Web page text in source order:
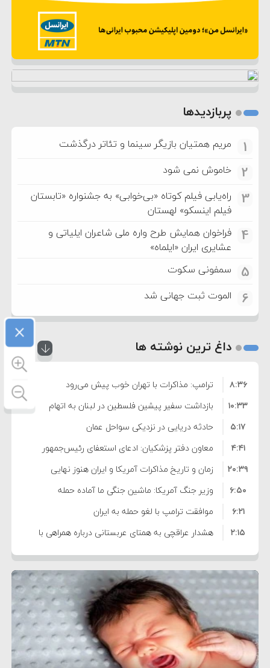
پربازدیدها
1 مریم همتیان بازیگر سینما و تئاتر درگذشت
2 خاموش نمی شود
3
راه‌یابی فیلم کوتاه «بی‌خوابی» به جشنواره «تابستان
فیلم اینسکو» لهستان
4
فراخوان همایش طرح واره ملی شاعران ایلیاتی و
عشایری ایران «ایلماه»
5 سمفونی سکوت
6 الموت ثبت جهانی شد
داغ ترین نوشته ها
ترامپ: مذاکرات با تهران خوب پیش می‌رود
۸:۳۶
بازداشت سفیر پیشین فلسطین در لبنان به اتهام
فساد و اختلاس اموال
۱۰:۳۳
حادثه دریایی در نزدیکی سواحل عمان
۵:۱۷
معاون دفتر پزشکیان: ادعای استعفای رئیس‌جمهور
واهی و کذب محض است
۴:۴۱
زمان و تاریخ مذاکرات آمریکا و ایران هنوز نهایی
نشده است
۲۰:۳۹
وزیر جنگ آمریکا: ماشین جنگی ما آماده حمله
نظامی علیه ایران است
۶:۵۰
موافقت ترامپ با لغو حمله به ایران
۶:۲۱
هشدار عراقچی به همتای عربستانی درباره همراهی با
آمریکا
۲:۱۵
مقام ارشد امنیتی: برنامه گسترده‌ای برای پاسخ به
دیوانگی آمریکا داریم
۷:۱۰
ترامپ دستور حملات جدید علیه ایران را صادر کرد
۵:۴۵
سپاه: دو نفتکش متخلف مورد اصابت قرار گرفته و
متوقف شدند
۱۲:۵۹
ترامپ مدعی توافق تاریخی برای خلع سلاح کامل
حماس شد
۸:۵۷
اعتراض عراقچی به همتای بلغارستانی به دلیل کمک
به آمریکا در حملات به ایران
۱۶:۱۹
کشورهایی که به متجاوزان کمک می کنند پاسخ
۱۰:۱۵
×